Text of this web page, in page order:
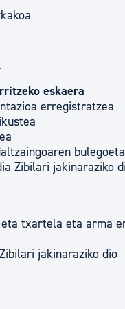
eskaera
erregistratzea
Zibilari jakinaraziko
txartela eta arma
jakinaraziko dio